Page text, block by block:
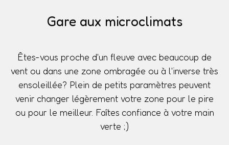
Gare aux microclimats
Êtes-vous proche d'un fleuve avec beaucoup de
vent ou dans une zone ombragée ou à l'inverse très
ensoleillée? Plein de petits paramètres peuvent
venir changer légèrement votre zone pour le pire
ou pour le meilleur. Faîtes confiance à votre main
verte ;)